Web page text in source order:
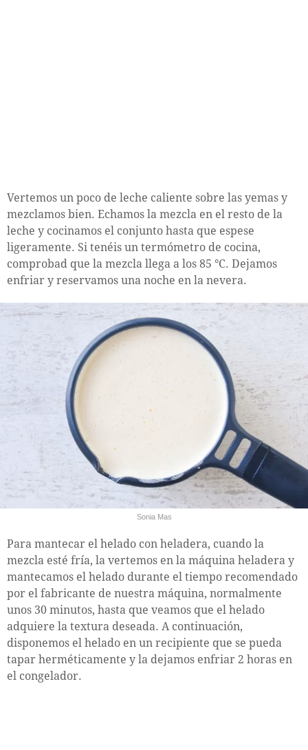
Vertemos un poco de leche caliente sobre las yemas y
mezclamos bien. Echamos la mezcla en el resto de la
leche y cocinamos el conjunto hasta que espese
ligeramente. Si tenéis un termómetro de cocina,
comprobad que la mezcla llega a los 85 °C. Dejamos
enfriar y reservamos una noche en la nevera.
Sonia Mas
Para mantecar el helado con heladera, cuando la
mezcla esté fría, la vertemos en la máquina heladera y
mantecamos el helado durante el tiempo recomendado
por el fabricante de nuestra máquina, normalmente
unos 30 minutos, hasta que veamos que el helado
adquiere la textura deseada. A continuación,
disponemos el helado en un recipiente que se pueda
tapar herméticamente y la dejamos enfriar 2 horas en
el congelador.